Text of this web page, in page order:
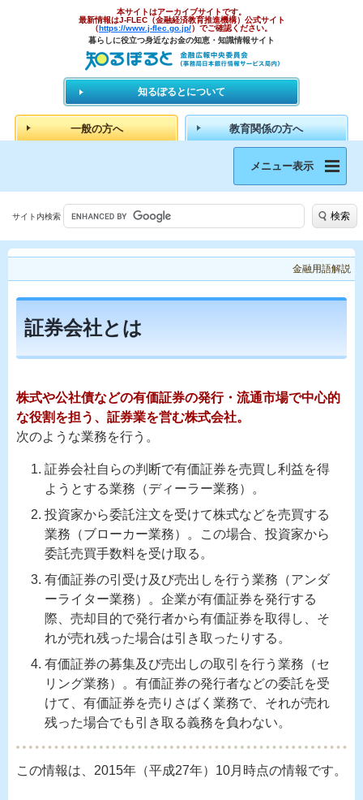
本サイトはアーカイブサイトです。
最新情報はJ-FLEC（金融経済教育推進機構）公式サイト
（https://www.j-flec.go.jp/）でご確認ください。
暮らしに役立つ身近なお金の知恵・知識情報サイト
知るぽるとについて
一般の方へ 教育関係の方へ
メニュー表示
サイト内検索 検索
金融用語解説
証券会社とは
株式や公社債などの有価証券の発行・流通市場で中心的
な役割を担う、証券業を営む株式会社。
次のような業務を行う。
証券会社自らの判断で有価証券を売買し利益を得
ようとする業務（ディーラー業務）。
投資家から委託注文を受けて株式などを売買する
業務（ブローカー業務）。この場合、投資家から
委託売買手数料を受け取る。
有価証券の引受け及び売出しを行う業務（アンダ
ーライター業務）。企業が有価証券を発行する
際、売却目的で発行者から有価証券を取得し、そ
れが売れ残った場合は引き取ったりする。
有価証券の募集及び売出しの取引を行う業務（セ
リング業務）。有価証券の発行者などの委託を受
けて、有価証券を売りさばく業務で、それが売れ
残った場合でも引き取る義務を負わない。
この情報は、2015年（平成27年）10月時点の情報です。